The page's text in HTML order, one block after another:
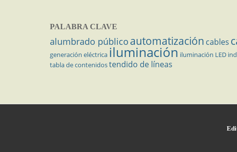
PALABRA CLAVE
alumbrado público automatización cables
generación eléctrica iluminación iluminación LED
tabla de contenidostendido de líneas